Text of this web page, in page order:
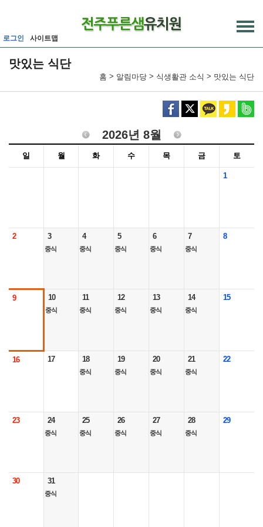
로그인 사이트맵
맛있는 식단
홈 > 알림마당 > 식생활관 소식 > 맛있는 식단
2026년 8월
일 월 화 수 목 금 토
1
2 3
중식
4
중식
5
중식
6
중식
7
중식
8
9 10
중식
11
중식
12
중식
13
중식
14
중식
15
16 17 18
중식
19
중식
20
중식
21
중식
22
23 24
중식
25
중식
26
중식
27
중식
28
중식
29
30 31
중식